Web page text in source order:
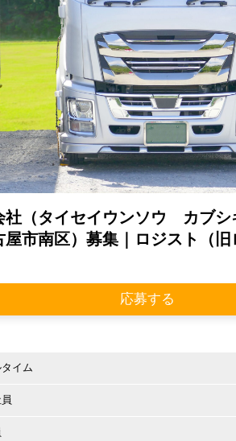
（タイセイウンソウ カブシ
屋市南区）募集｜ロジスト（
応募する
イム